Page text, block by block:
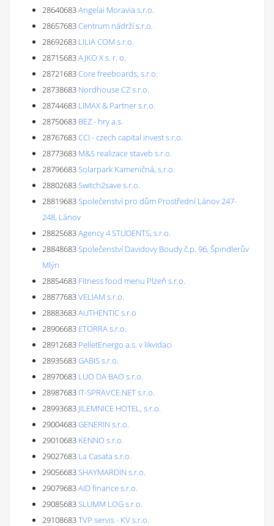
28640683Angelai Moravia s.r.o.
28657683Centrum nádrží s.r.o.
28692683 LILIA COM s.r.o.
28715683AJKO X s. r. o.
28721683Core freeboards, s.r.o.
28738683 Nordhouse CZ s.r.o.
28744683 LIMAX & Partner s.r.o.
28750683 BEZ - hry a.s.
28767683CCI - czech capital invest s.r.o.
28773683 M&S realizace staveb s.r.o.
28796683Solarpark Kameničná, s.r.o.
28802683Switch2save s.r.o.
28819683Společenství pro dům Prostřední Lánov 247-
248, Lánov
28825683Agency 4 STUDENTS, s.r.o.
28848683Společenství Davidovy Boudy č.p. 96, Špindlerův
Mlýn
28854683 Fitness food menu Plzeň s.r.o.
28877683VELIAM s.r.o.
28883683AUTHENTIC s.r.o
28906683 ETORRA s.r.o.
28912683 PelletEnergo a.s. v likvidaci
28935683GABIS s.r.o.
28970683 LUO DA BAO s.r.o.
28987683 IT-SPRAVCE.NET s.r.o.
28993683 JILEMNICE HOTEL, s.r.o.
29004683GENERIN s.r.o.
29010683 KENNO s.r.o.
29027683 La Casata s.r.o.
29056683SHAYMARDIN s.r.o.
29079683AID finance s.r.o.
29085683SLUMM LOG s.r.o.
29108683TVP servis - KV s.r.o.